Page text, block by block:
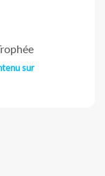
sur